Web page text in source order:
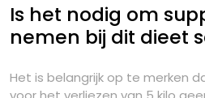
Is het nodig om
nemen bij dit dieet
Het is belangrijk op te merken